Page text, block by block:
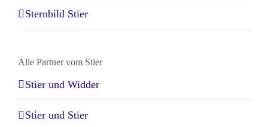
Sternbild Stier
Alle Partner vom Stier
Stier und Widder
Stier und Stier